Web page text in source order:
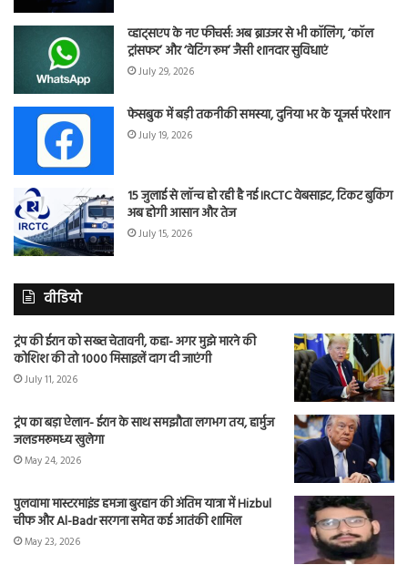
व्हाट्सएप के नए फीचर्स: अब ब्राउजर से भी कॉलिंग, ‘कॉल
ट्रांसफर’ और ‘वेटिंग रूम’ जैसी शानदार सुविधाएं
July 29, 2026
फेसबुक में बड़ी तकनीकी समस्या, दुनिया भर के यूजर्स परेशान
July 19, 2026
15 जुलाई से लॉन्च हो रही है नई IRCTC वेबसाइट, टिकट बुकिंग
अब होगी आसान और तेज
July 15, 2026
वीडियो
ट्रंप की ईरान को सख्त चेतावनी, कहा- अगर मुझे मारने की
कोशिश की तो 1000 मिसाइलें दाग दी जाएंगी
July 11, 2026
ट्रंप का बड़ा ऐलान- ईरान के साथ समझौता लगभग तय, हार्मुज
जलडमरूमध्य खुलेगा
May 24, 2026
पुलवामा मास्टरमाइंड हमजा बुरहान की अंतिम यात्रा में Hizbul
चीफ और Al-Badr सरगना समेत कई आतंकी शामिल
May 23, 2026